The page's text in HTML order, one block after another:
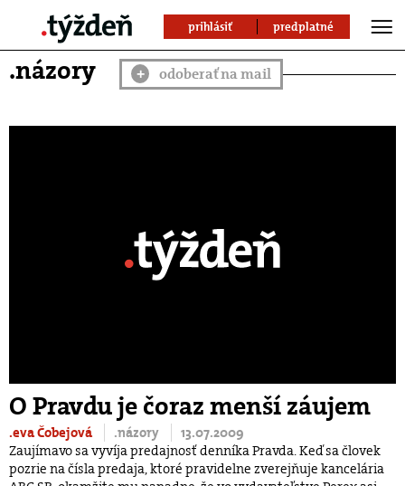
prihlásiť predplatné
.názory + odoberať na mail
O Pravdu je čoraz menší záujem
.eva Čobejová .názory
13.07.2009
Zaujímavo sa vyvíja predajnosť denníka Pravda. Keď sa človek
pozrie na čísla predaja, ktoré pravidelne zverejňuje kancelária